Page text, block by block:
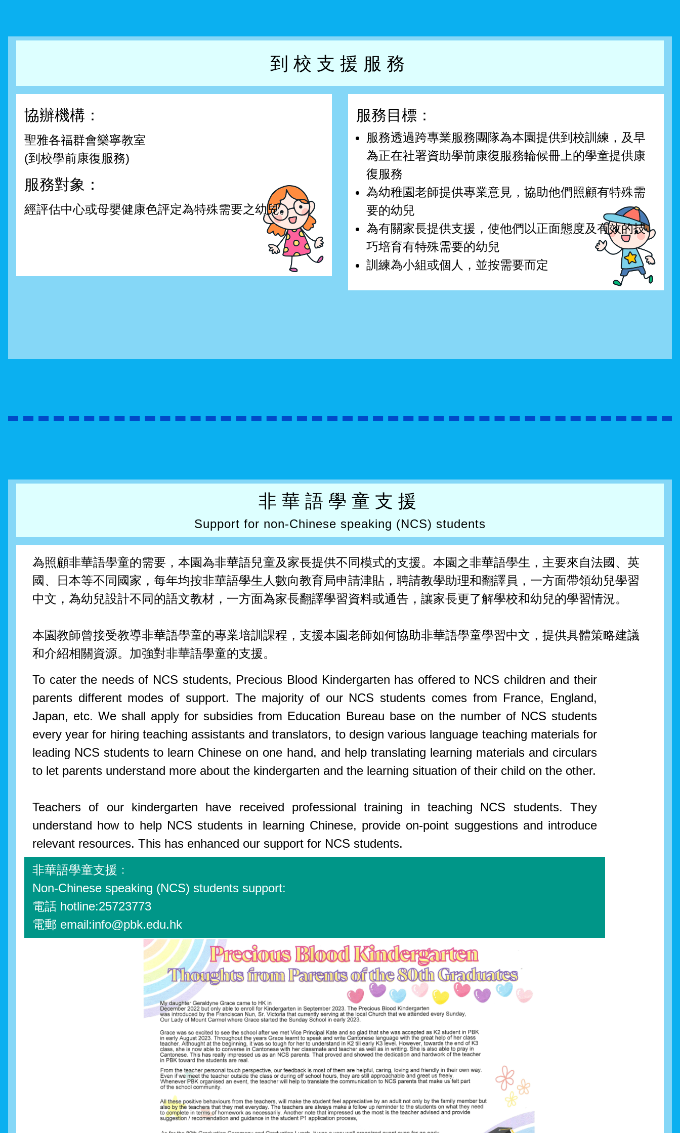
到校支援服務
協辦機構：
聖雅各福群會樂寧教室
(到校學前康復服務)
服務對象：
經評估中心或母嬰健康色評定為特殊需要之幼兒。
服務目標：
服務透過跨專業服務團隊為本園提供到校訓練，及早
為正在社署資助學前康復服務輪候冊上的學童提供康
復服務
為幼稚園老師提供專業意見，協助他們照顧有特殊需
要的幼兒
為有關家長提供支援，使他們以正面態度及有效的技
巧培育有特殊需要的幼兒
訓練為小組或個人，並按需要而定
非華語學童支援
Support for non-Chinese speaking (NCS) students
為照顧非華語學童的需要，本園為非華語兒童及家長提供不同模式的支援。本園之非華語學生，主要來自法國、英
國、日本等不同國家，每年均按非華語學生人數向教育局申請津貼，聘請教學助理和翻譯員，一方面帶領幼兒學習
中文，為幼兒設計不同的語文教材，一方面為家長翻譯學習資料或通告，讓家長更了解學校和幼兒的學習情況。
本園教師曾接受教導非華語學童的專業培訓課程，支援本園老師如何協助非華語學童學習中文，提供具體策略建議
和介紹相關資源。加強對非華語學童的支援。
To cater the needs of NCS students, Precious Blood Kindergarten has offered to NCS children and their
parents different modes of support. The majority of our NCS students comes from France, England,
Japan, etc. We shall apply for subsidies from Education Bureau base on the number of NCS students
every year for hiring teaching assistants and translators, to design various language teaching materials for
leading NCS students to learn Chinese on one hand, and help translating learning materials and circulars
to let parents understand more about the kindergarten and the learning situation of their child on the other.
Teachers of our kindergarten have received professional training in teaching NCS students. They
understand how to help NCS students in learning Chinese, provide on-point suggestions and introduce
relevant resources. This has enhanced our support for NCS students.
非華語學童支援﹕
Non-Chinese speaking (NCS) students support:
電話 hotline:25723773
電郵 email:info@pbk.edu.hk